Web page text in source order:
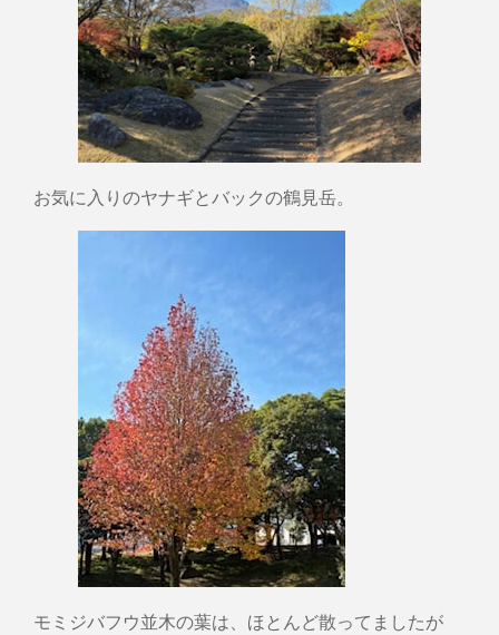
お気に入りのヤナギとバックの鶴見岳。
モミジバフウ並木の葉は、ほとんど散ってましたが